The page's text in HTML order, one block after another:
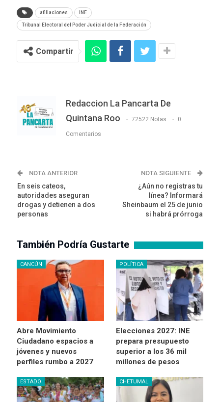
afiliaciones INE
Tribunal Electoral del Poder Judicial de la Federación
Compartir
Redaccion La Pancarta De
Quintana Roo
72522 Notas 0
Comentarios
NOTA ANTERIOR
En seis cateos,
autoridades aseguran
drogas y detienen a dos
personas
NOTA SIGUIENTE
¿Aún no registras tu
línea? Informará
Sheinbaum el 25 de junio
si habrá prórroga
También Podría Gustarte
CANCÚN
Abre Movimiento
Ciudadano espacios a
jóvenes y nuevos
perfiles rumbo a 2027
POLÍTICA
Elecciones 2027: INE
prepara presupuesto
superior a los 36 mil
millones de pesos
ESTADO CHETUMAL